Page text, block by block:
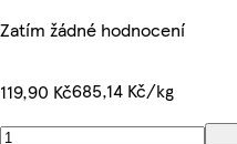
Zatím žádné hodnocení
119,90 Kč685,14 Kč/kg